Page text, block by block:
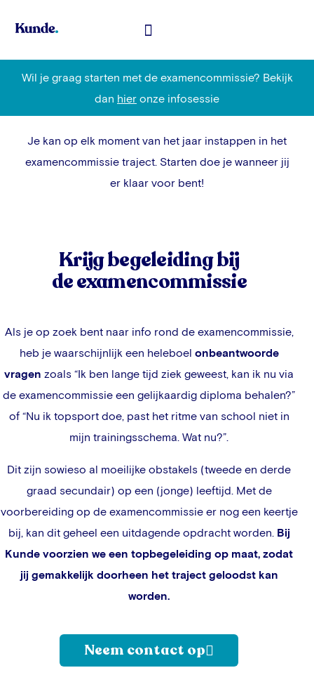
Wil je graag starten met de examencommissie? Bekijk
dan hier onze infosessie
Je kan op elk moment van het jaar instappen in het
examencommissie traject. Starten doe je wanneer jij
er klaar voor bent!
Krijg begeleiding bij
de examencommissie
Als je op zoek bent naar info rond de examencommissie,
heb je waarschijnlijk een heleboel onbeantwoorde
vragen zoals “Ik ben lange tijd ziek geweest, kan ik nu via
de examencommissie een gelijkaardig diploma behalen?”
of “Nu ik topsport doe, past het ritme van school niet in
mijn trainingsschema. Wat nu?”.
Dit zijn sowieso al moeilijke obstakels (tweede en derde
graad secundair) op een (jonge) leeftijd. Met de
voorbereiding op de examencommissie er nog een keertje
bij, kan dit geheel een uitdagende opdracht worden. Bij
Kunde voorzien we een topbegeleiding op maat, zodat
jij gemakkelijk doorheen het traject geloodst kan
worden.
Neem contact op